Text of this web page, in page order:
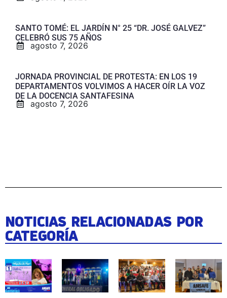
SANTO TOMÉ: EL JARDÍN N° 25 “DR. JOSÉ GALVEZ”
CELEBRÓ SUS 75 AÑOS
agosto 7, 2026
JORNADA PROVINCIAL DE PROTESTA: EN LOS 19
DEPARTAMENTOS VOLVIMOS A HACER OÍR LA VOZ
DE LA DOCENCIA SANTAFESINA
agosto 7, 2026
NOTICIAS RELACIONADAS POR
CATEGORÍA